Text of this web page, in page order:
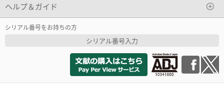
ヘルプ＆ガイド
シリアル番号をお持ちの方
シリアル番号入力